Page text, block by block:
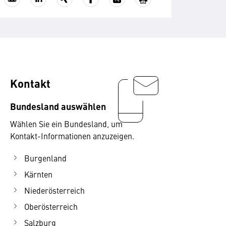
Kontakt
Bundesland auswählen
Wählen Sie ein Bundesland, um
Kontakt-Informationen anzuzeigen.
Burgenland
Kärnten
Niederösterreich
Oberösterreich
Salzburg